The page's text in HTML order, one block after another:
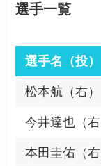
選手一覧
選手名（投）
松本航（右）
今井達也（右
本田圭佑（右